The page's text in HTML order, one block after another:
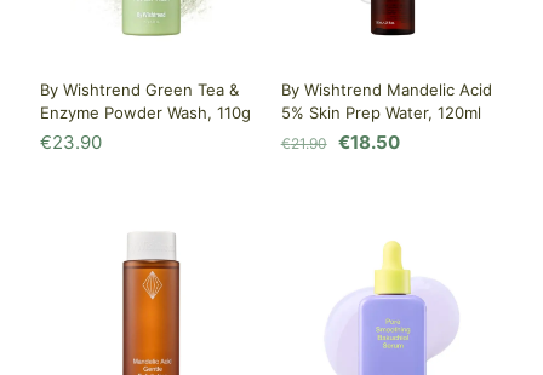
By Wishtrend Green Tea &
Enzyme Powder Wash, 110g
€23.90
By Wishtrend Mandelic Acid
5% Skin Prep Water, 120ml
€21.90
Первоначальная
€18.50Текущая